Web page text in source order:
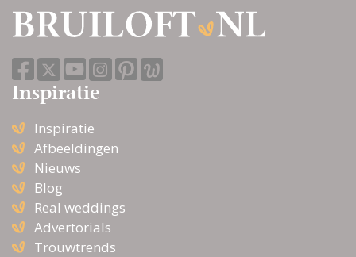
Inspiratie
Inspiratie
Afbeeldingen
Nieuws
Blog
Real weddings
Advertorials
Trouwtrends